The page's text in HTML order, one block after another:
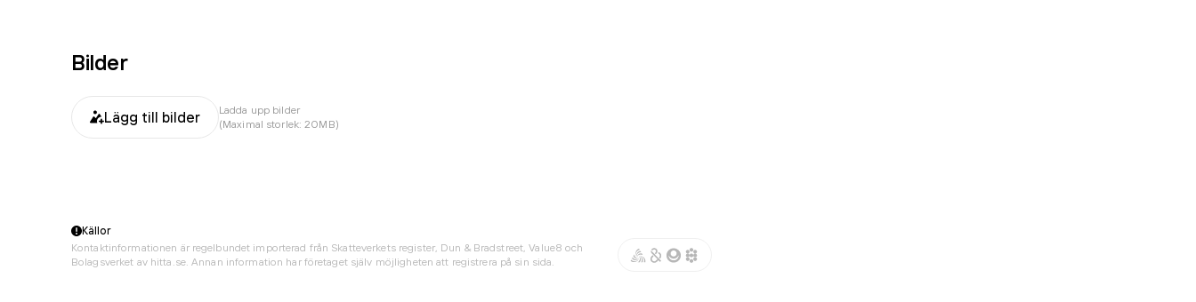
Bilder
Lägg till bilder
Ladda upp bilder
(Maximal storlek: 20MB)
Källor
Kontaktinformationen är regelbundet importerad från Skatteverkets register, Dun & Bradstreet, Value8 och
Bolagsverket av hitta.se. Annan information har företaget själv möjligheten att registrera på sin sida.